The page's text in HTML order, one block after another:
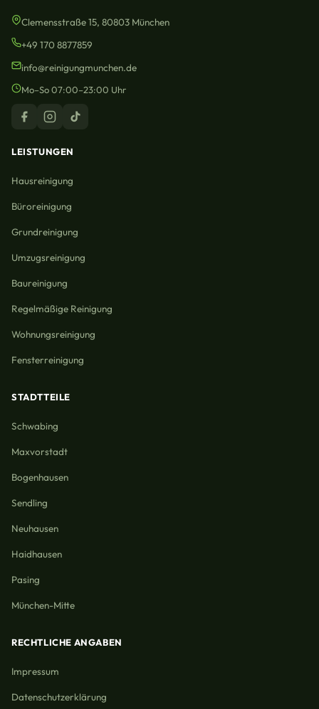
Clemensstraße 15, 80803 München
+49 170 8877859
info@reinigungmunchen.de
Mo–So 07:00–23:00 Uhr
LEISTUNGEN
Hausreinigung
Büroreinigung
Grundreinigung
Umzugsreinigung
Baureinigung
Regelmäßige Reinigung
Wohnungsreinigung
Fensterreinigung
STADTTEILE
Schwabing
Maxvorstadt
Bogenhausen
Sendling
Neuhausen
Haidhausen
Pasing
München-Mitte
RECHTLICHE ANGABEN
Impressum
Datenschutzerklärung